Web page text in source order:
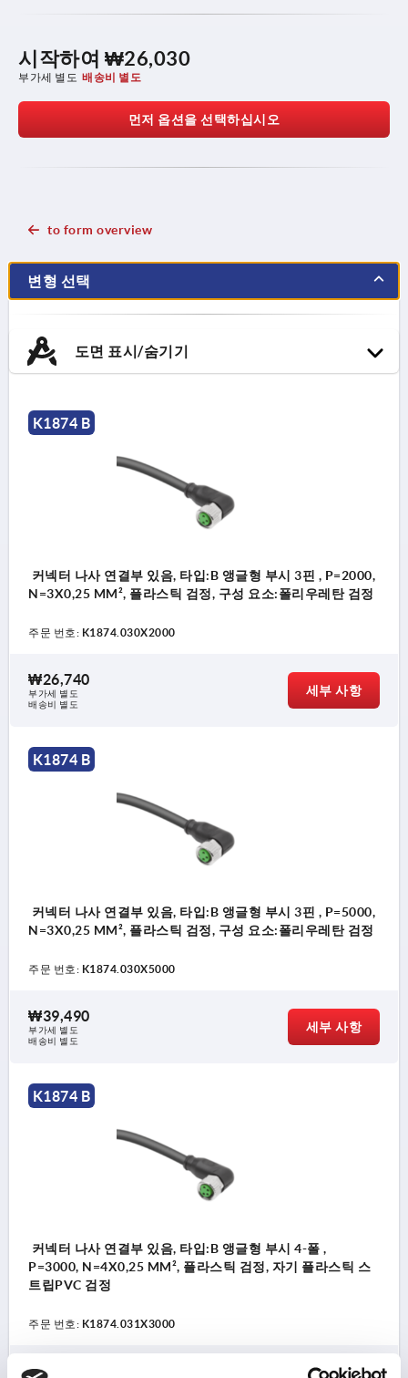
시작하여 ₩26,030
부가세 별도 배송비 별도
먼저 옵션을 선택하십시오
to form overview
변형 선택
도면 표시/숨기기
K1874 B
커넥터 나사 연결부 있음, 타입:B 앵글형 부시 3핀 , P=2000,
N=3X0,25 MM², 플라스틱 검정, 구성 요소:폴리우레탄 검정
주문 번호: K1874.030X2000
₩26,740
부가세 별도
배송비 별도
세부 사항
K1874 B
커넥터 나사 연결부 있음, 타입:B 앵글형 부시 3핀 , P=5000,
N=3X0,25 MM², 플라스틱 검정, 구성 요소:폴리우레탄 검정
주문 번호: K1874.030X5000
₩39,490
부가세 별도
배송비 별도
세부 사항
K1874 B
커넥터 나사 연결부 있음, 타입:B 앵글형 부시 4-폴 ,
P=3000, N=4X0,25 MM², 플라스틱 검정, 자기 플라스틱 스
트립PVC 검정
주문 번호: K1874.031X3000
₩26,030